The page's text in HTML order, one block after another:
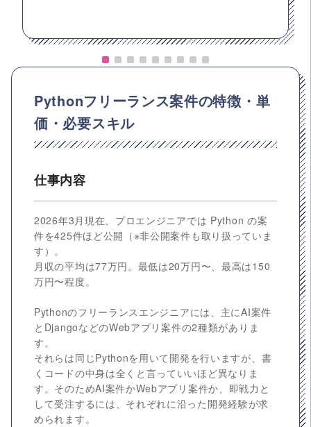
Pythonフリーランス案件の特徴・単
価・必要スキル
仕事内容
2026年3月現在、プロエンジニアでは Python の案
件を425件ほど公開（※非公開案件も取り扱っていま
す）。
月収の平均は77万円。最低は20万円〜、最高は150
万円〜程度。
Pythonのフリーランスエンジニアには、主にAI案件
とDjangoなどのWebアプリ案件の2種類がありま
す。
それらは同じPythonを用いて開発を行いますが、書
くコードの中身は全くと言っていいほど異なりま
す。そのためAI案件かWebアプリ案件か、即戦力と
して受注するには、それぞれに沿った開発経験が求
められます。